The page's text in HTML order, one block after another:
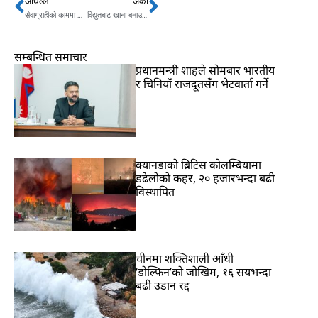
Prev विद्युतबाट खाना बनाउने चुलोको व्यवस्था गर्छौँ -मन्त्री भुसाल Next
सम्बन्धित समाचार
प्रधानमन्त्री शाहले सोमबार भारतीय
र चिनियाँ राजदूतसँग भेटवार्ता गर्ने
क्यानडाको ब्रिटिस कोलम्बियामा
डढेलोको कहर, २० हजारभन्दा बढी
विस्थापित
चीनमा शक्तिशाली आँधी
‘डोल्फिन’को जोखिम, १६ सयभन्दा
बढी उडान रद्द